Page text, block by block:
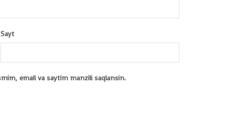
Sayt
email va saytim manzili saqlansin.